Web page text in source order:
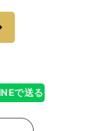
は言う。
で送る